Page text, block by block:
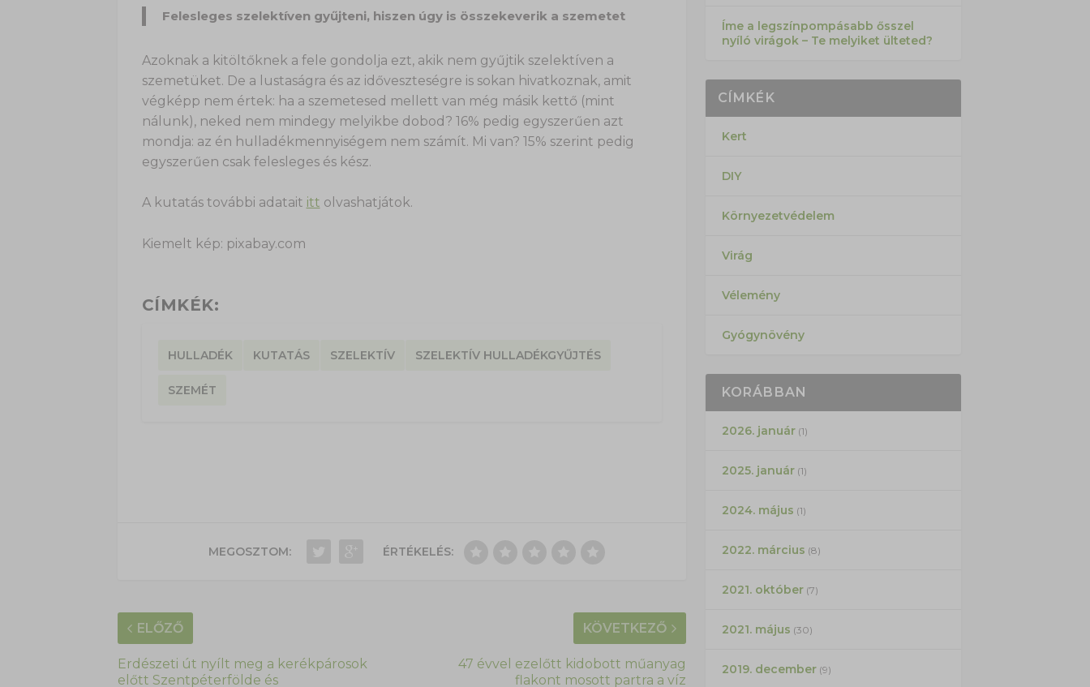
Felesleges szelektíven gyűjteni, hiszen úgy is összekeverik a szemetet
Azoknak a kitöltőknek a fele gondolja ezt, akik nem gyűjtik szelektíven a
szemetüket. De a lustaságra és az időveszteségre is sokan hivatkoznak, amit
végképp nem értek: ha a szemetesed mellett van még másik kettő (mint
nálunk), neked nem mindegy melyikbe dobod? 16% pedig egyszerűen azt
mondja: az én hulladékmennyiségem nem számít. Mi van? 15% szerint pedig
egyszerűen csak felesleges és kész.
A kutatás további adatait itt olvashatjátok.
Kiemelt kép: pixabay.com
CÍMKÉK:
HULLADÉK KUTATÁS SZELEKTÍV SZELEKTÍV HULLADÉKGYŰJTÉS
SZEMÉT
MEGOSZTOM: ÉRTÉKELÉS:
ELŐZŐ
Erdészeti út nyílt meg a kerékpárosok
előtt Szentpéterfölde és
KÖVETKEZŐ
47 évvel ezelőtt kidobott műanyag
flakont mosott partra a víz
Íme a legszínpompásabb ősszel
nyíló virágok – Te melyiket ülteted?
CÍMKÉK
Kert
DIY
Környezetvédelem
Virág
Vélemény
Gyógynövény
KORÁBBAN
2026. január(1)
2025. január(1)
2024. május (1)
2022. március (8)
2021. október(7)
2021. május (30)
2019. december(9)